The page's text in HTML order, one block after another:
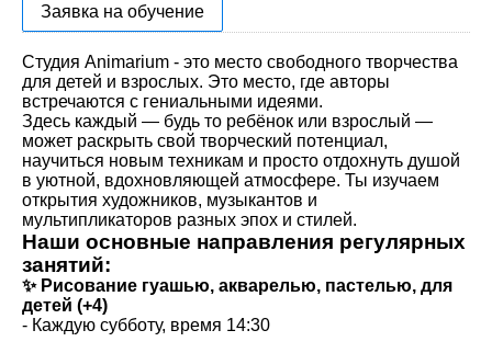
Заявка на обучение
Студия Animarium - это место свободного творчества
для детей и взрослых. Это место, где авторы
встречаются с гениальными идеями.
Здесь каждый — будь то ребёнок или взрослый —
может раскрыть свой творческий потенциал,
научиться новым техникам и просто отдохнуть душой
в уютной, вдохновляющей атмосфере. Ты изучаем
открытия художников, музыкантов и
мультипликаторов разных эпох и стилей.
Наши основные направления регулярных
занятий:
✨ Рисование гуашью, акварелью, пастелью, для
детей (+4)
- Каждую субботу, время 14:30